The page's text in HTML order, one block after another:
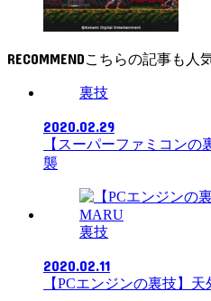
RECOMMEND
裏技
2020.02.29
【スーパーファミコン
襲
裏技
2020.02.11
【PCエンジンの裏技】